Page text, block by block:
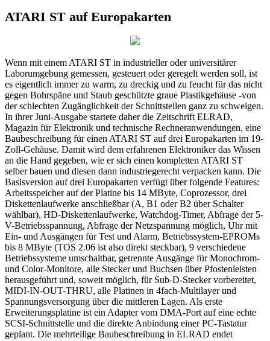
ATARI ST auf Europakarten
Wenn mit einem ATARI ST in industrieller oder universitärer
Laborumgebung gemessen, gesteuert oder geregelt werden soll, ist
es eigentlich immer zu warm, zu dreckig und zu feucht für das nicht
gegen Bohrspäne und Staub geschützte graue Plastikgehäuse -von
der schlechten Zugänglichkeit der Schnittstellen ganz zu schweigen.
In ihrer Juni-Ausgabe startete daher die Zeitschrift ELRAD,
Magazin für Elektronik und technische Rechneranwendungen, eine
Baubeschreibung für einen ATARI ST auf drei Europakarten im 19-
Zoll-Gehäuse. Damit wird dem erfahrenen Elektroniker das Wissen
an die Hand gegeben, wie er sich einen kompletten ATARI ST
selber bauen und diesen dann industriegerecht verpacken kann. Die
Basisversion auf drei Europakarten verfügt über folgende Features:
Arbeitsspeicher auf der Platine bis 14 MByte, Coprozessor, drei
Diskettenlaufwerke anschließbar (A, B1 oder B2 über Schalter
wählbar), HD-Diskettenlaufwerke, Watchdog-Timer, Abfrage der 5-
V-Betriebsspannung, Abfrage der Netzspannung möglich, Uhr mit
Ein- und Ausgängen für Test und Alarm, Betriebssystem-EPROMs
bis 8 MByte (TOS 2.06 ist also direkt steckbar), 9 verschiedene
Betriebssysteme umschaltbar, getrennte Ausgänge für Monochrom-
und Color-Monitore, alle Stecker und Buchsen über Pfostenleisten
herausgeführt und, soweit möglich, für Sub-D-Stecker vorbereitet,
MIDI-IN-OUT-THRU, alle Platinen in 4fach-Multilayer und
Spannungsversorgung über die mittleren Lagen. Als erste
Erweiterungsplatine ist ein Adapter vom DMA-Port auf eine echte
SCSI-Schnittstelle und die direkte Anbindung einer PC-Tastatur
geplant. Die mehrteilige Baubeschreibung in ELRAD endet